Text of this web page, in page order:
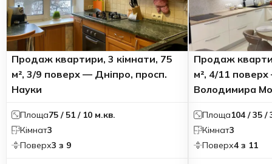
Продаж квартири, 3 кімнати, 75
м², 3/9 поверх — Дніпро, просп.
Науки
Площа75 / 51 / 10 м.кв.
Кімнат3
Поверх3 з 9
Продаж
м², 4/11
Володимира
Площа104 / 35 /
Кімнат3
Поверх4 з 11